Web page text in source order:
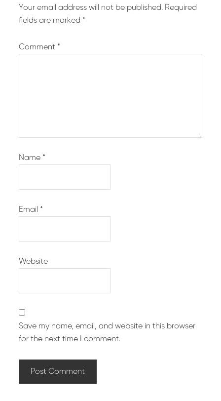
Your email address will not be published. Required
fields are marked *
Comment *
Name *
Email *
Website
Save my name, email, and website in this browser
for the next time I comment.